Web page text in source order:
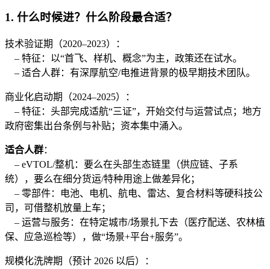
1. 什么时候进？什么阶段最合适？
技术验证期（2020–2023）：
– 特征：以“首飞、样机、概念”为主，政策还在试水。
– 适合人群：有深厚航空/电推进背景的极早期技术团队。
商业化启动期（2024–2025）：
– 特征：头部完成适航“三证”，开始交付与运营试点；地方
政府密集出台条例与补贴；资本集中涌入。
适合人群：
– eVTOL/整机：要么在头部生态链里（供应链、子系
统），要么在细分货运/特种用途上做差异化；
– 零部件：电池、电机、航电、雷达、复合材料等硬科技公
司，可借整机放量上车；
– 运营与服务：在特定城市/场景扎下去（医疗配送、农林植
保、应急巡检等），做“场景+平台+服务”。
规模化洗牌期（预计 2026 以后）：